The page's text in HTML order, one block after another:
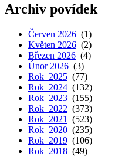
Archiv povídek
Červen 2026 (1)
Květen 2026 (2)
Březen 2026 (4)
Únor 2026 (3)
Rok 2025 (77)
Rok 2024 (132)
Rok 2023 (155)
Rok 2022 (373)
Rok 2021
(523)
Rok 2020 (235)
Rok 2019 (106)
Rok 2018 (49)